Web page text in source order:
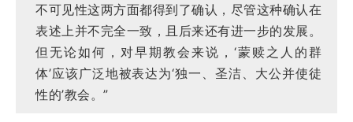
不可见性这两方面都得到了确认，尽管这种确认在
表述上并不完全一致，且后来还有进一步的发展。
但无论如何，对早期教会来说，‘蒙赎之人的群
体’应该广泛地被表达为‘独一、圣洁、大公并使徒
性的’教会。”